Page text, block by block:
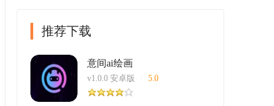
推荐下载
意间ai绘画
v1.0.0 安卓版 5.0